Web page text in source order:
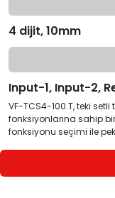
4 dijit, 10mm
Input-1, Input-2,
VF-TCS4-100.T, teki setli
fonksiyonlarına sahip bir
fonksiyonu seçimi ile